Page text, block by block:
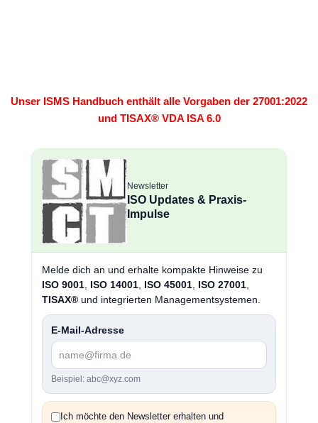
Unser ISMS Handbuch enthält alle Vorgaben der 27001:2022
und TISAX® VDA ISA 6.0
Newsletter
ISO Updates & Praxis-
Impulse
Melde dich an und erhalte kompakte Hinweise zu
ISO 9001 ISO 14001 ISO 45001 ISO 27001
TISAX® und integrierten Managementsystemen.
E-Mail-Adresse
Beispiel: abc@xyz.com
Ich möchte den Newsletter erhalten und